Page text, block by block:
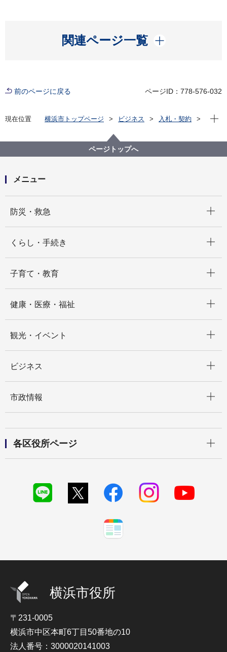
関連ページ一覧
開く
前のページに戻る ページID：778-576-032
現在位置 横浜市トップページ ビジネス
入札・契約
【入札結果掲載】【公募型指名競争入札】令和７年度
ＨＩＶ土曜検査事業業務委託
現在
ページトップへ
メニュー
防災・救急
くらし・手続き
子育て・教育
健康・医療・福祉
観光・イベント
ビジネス
市政情報
各区役所ページ
横浜市役所
〒231-0005
横浜市中区本町6丁目50番地の10
法人番号：3000020141003